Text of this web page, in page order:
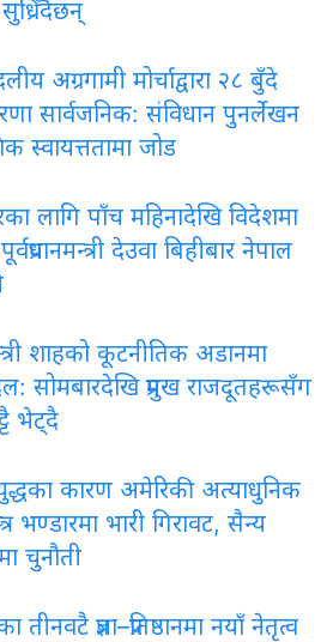
सुध्रिँदैछन्
अग्रगामी मोर्चाद्वारा २८ बुँदे
सार्वजनिक: संविधान पुनर्लेखन
स्वायत्ततामा जोड
लागि पाँच महिनादेखि विदेशमा
देउवा बिहीबार नेपाल
शाहको कूटनीतिक अडानमा
सोमबारदेखि प्रमुख राजदूतहरूसँग
भेट्दै
कारण अमेरिकी अत्याधुनिक
भण्डारमा भारी गिरावट, सैन्य
चुनौती
तीनवटै प्रज्ञा–प्रतिष्ठानमा नयाँ नेतृत्व